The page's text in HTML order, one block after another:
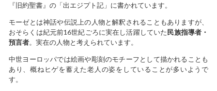
『旧約聖書』の「出エジプト記」に書かれています。
モーゼとは神話や伝説上の人物と解釈されることもありますが、
おそらくは紀元前16世紀ごろに実在し活躍していた民族指導者・
預言者。実在の人物と考えられています。
中世ヨーロッパでは絵画や彫刻のモチーフとして描かれることも
あり、概ねヒゲを蓄えた老人の姿をしていることが多いようで
す。